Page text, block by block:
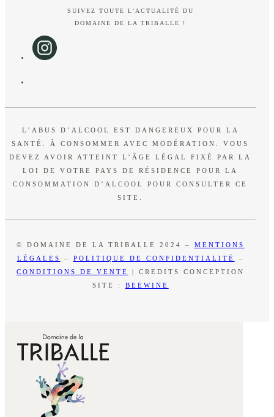
SUIVEZ TOUTE L’ACTUALITÉ DU
DOMAINE DE LA TRIBALLE !
L’ABUS D’ALCOOL EST DANGEREUX POUR LA
SANTÉ. À CONSOMMER AVEC MODÉRATION. VOUS
DEVEZ AVOIR ATTEINT L’ÂGE LÉGAL FIXÉ PAR LA
LOI DE VOTRE PAYS DE RÉSIDENCE POUR LA
CONSOMMATION D’ALCOOL POUR CONSULTER CE
SITE.
© DOMAINE DE LA TRIBALLE 2024 – MENTIONS
LÉGALES
– POLITIQUE DE CONFIDENTIALITÉ
–
CONDITIONS DE VENTE
| CREDITS CONCEPTION
SITE : BEEWINE